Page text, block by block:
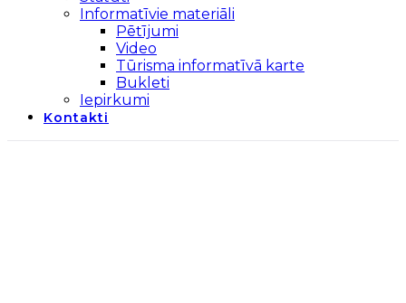
Informatīvie materiāli
Pētījumi
Video
Tūrisma informatīvā karte
Bukleti
Iepirkumi
Kontakti